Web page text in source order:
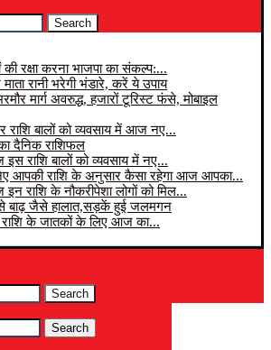
Search
की रक्षा करना भाजपा का संकल्प:...
रानी भरेगी भंडारे, करें ये उपाय
मार्ग अवरुद्ध, हजारों टूरिस्ट फंसे, मोबाइल
बालों को व्यवसाय में आज नए...
दैनिक राशिफल
राशि बालों को व्यवसाय में नए...
आपकी राशि के अनुसार कैसा रहेगा आज आपका...
राशि के नौकरीपेशा लोगों को मिल...
से बाढ़ जैसे हालात,सड़कें हुई जलमगन
के जातकों के लिए आज का...
Search
Search